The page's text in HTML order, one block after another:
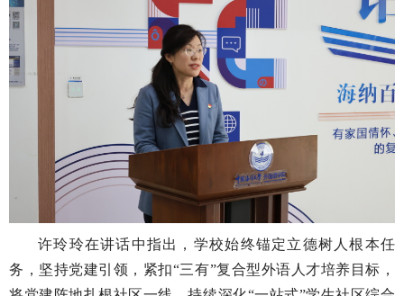
许玲玲在讲话中指出，学校始终锚定立德树人根本任
务，坚持党建引领，紧扣“三有”复合型外语人才培养目标，